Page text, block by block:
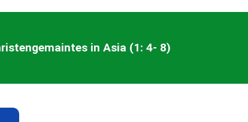
in Asia (1: 4- 8)